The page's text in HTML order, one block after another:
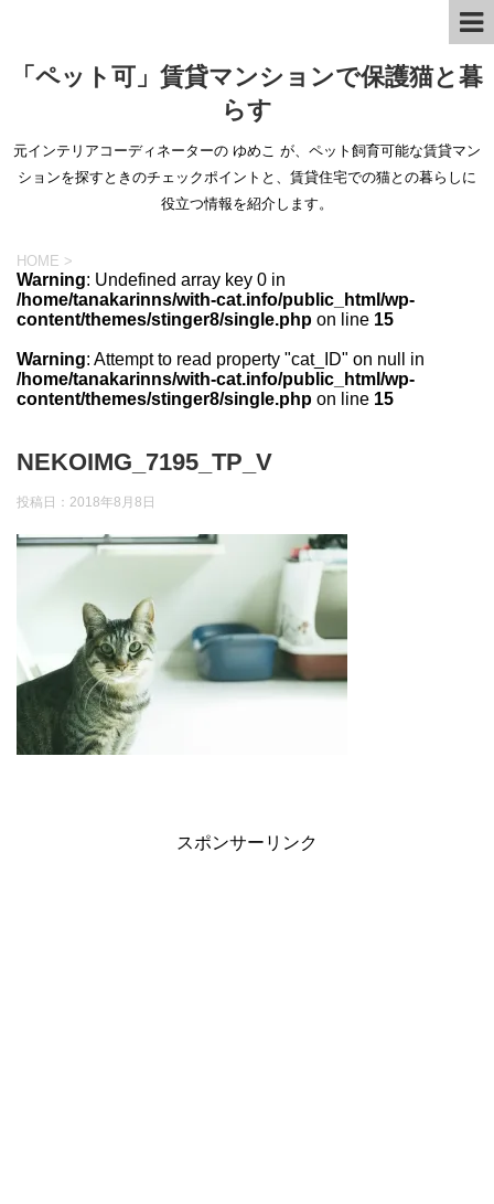
「ペット可」賃貸マンションで保護猫と暮
らす
元インテリアコーディネーターの ゆめこ が、ペット飼育可能な賃貸マン
ションを探すときのチェックポイントと、賃貸住宅での猫との暮らしに
役立つ情報を紹介します。
HOME >
Warning: Undefined array key 0 in
/home/tanakarinns/with-cat.info/public_html/wp-
content/themes/stinger8/single.php on line 15
Warning: Attempt to read property "cat_ID" on null in
/home/tanakarinns/with-cat.info/public_html/wp-
content/themes/stinger8/single.php on line 15
NEKOIMG_7195_TP_V
投稿日： 2018年8月8日
スポンサーリンク